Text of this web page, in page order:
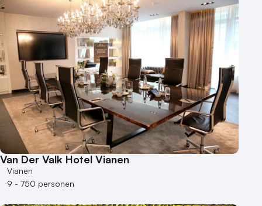
Van Der Valk Hotel Vianen
Vianen
9 - 750 personen